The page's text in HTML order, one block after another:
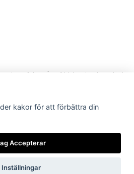
Nyheter från
Är/vill bli kund Viktiga länkar
kakor för att förbättra din
Accepterar
Inställningar